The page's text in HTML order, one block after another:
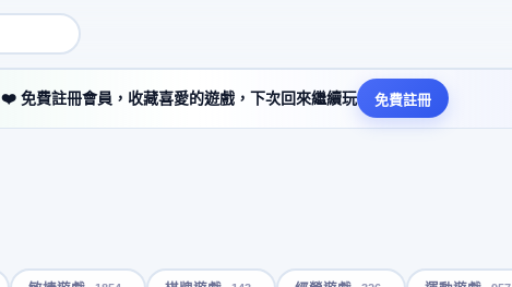
❤️ 免費註冊會員，收藏喜愛的遊戲，下次回來繼續玩 免費註冊